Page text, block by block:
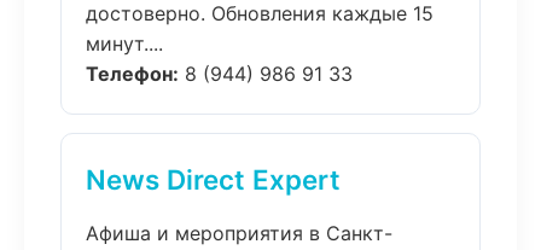
достоверно. Обновления каждые 15
минут....
Телефон: 8 (944) 986 91 33
News Direct Expert
Афиша и мероприятия в Санкт-